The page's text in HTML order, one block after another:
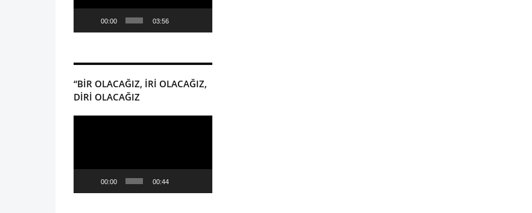
00:00 03:56
“BİR OLACAĞIZ, İRİ OLACAĞIZ,
DİRİ OLACAĞIZ
00:00 00:44